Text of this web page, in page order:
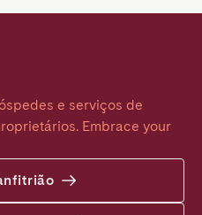
e serviços de
Embrace your